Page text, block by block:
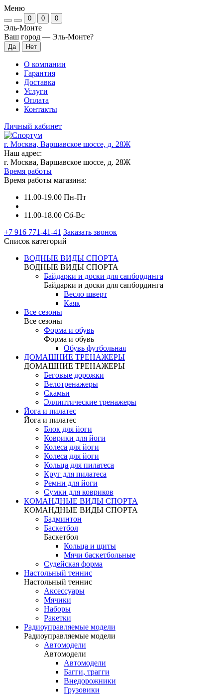
Меню
0 0 0
Эль-Монте
Ваш город — Эль-Монте?
О компании
Гарантия
Доставка
Услуги
Оплата
Контакты
Личный кабинет
г. Москва, Варшавское шоссе, д. 28Ж
Наш адрес:
г. Москва, Варшавское шоссе, д. 28Ж
Время работы
Время работы магазина:
11.00-19.00 Пн-Пт
11.00-18.00 Сб-Вс
+7 916 771-41-41 Заказать звонок
Список категорий
ВОДНЫЕ ВИДЫ СПОРТА
ВОДНЫЕ ВИДЫ СПОРТА
Байдарки и доски для сапбординга
Байдарки и доски для сапбординга
Весло шверт
Каяк
Все сезоны
Все сезоны
Форма и обувь
Форма и обувь
Обувь футбольная
ДОМАШНИЕ ТРЕНАЖЕРЫ
ДОМАШНИЕ ТРЕНАЖЕРЫ
Беговые дорожки
Велотренажеры
Скамьи
Эллиптические тренажеры
Йога и пилатес
Йога и пилатес
Блок для йоги
Коврики для йоги
Колеса для йоги
Колеса для йоги
Кольца для пилатеса
Круг для пилатеса
Ремни для йоги
Сумки для ковриков
КОМАНДНЫЕ ВИДЫ СПОРТА
КОМАНДНЫЕ ВИДЫ СПОРТА
Бадминтон
Баскетбол
Баскетбол
Кольца и щиты
Мячи баскетбольные
Судейская форма
Настольный теннис
Настольный теннис
Аксессуары
Мячики
Наборы
Ракетки
Радиоуправляемые модели
Радиоуправляемые модели
Автомодели
Автомодели
Автомодели
Багги, трагги
Внедорожники
Грузовики